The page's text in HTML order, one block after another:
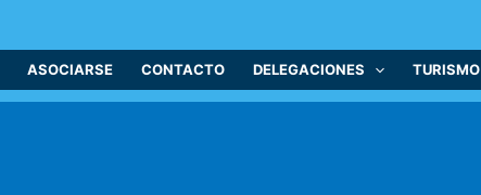
ASOCIARSE CONTACTO DELEGACIONES TURISMO